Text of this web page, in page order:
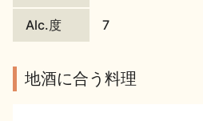
Alc.度 7
地酒に合う料理